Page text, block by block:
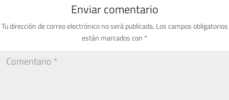
Enviar comentario
Tu dirección de correo electrónico no será publicada. Los campos obligatorios
están marcados con *